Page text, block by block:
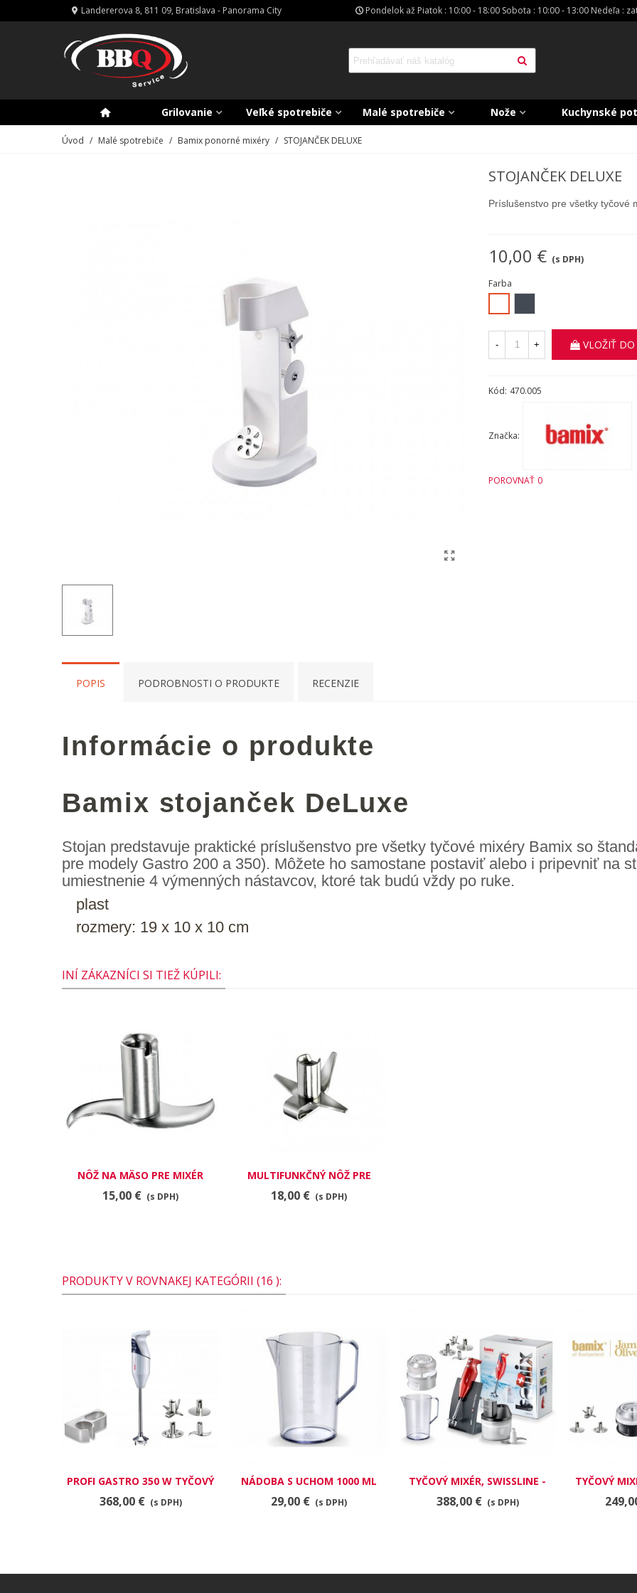
Landererova 8, 811 09, Bratislava - Panorama City Pondelok až Piatok : 10:00 - 18:00 Sobota : 10:00 - 13:00 Nedeľa :
Grilovanie Veľké spotrebiče Malé spotrebiče Nože Kuchynské
Úvod / Malé spotrebiče / Bamix ponorné mixéry / STOJANČEK DELUXE
STOJANČEK DELUXE
Príslušenstvo pre všetky tyčové
10,00 € (s DPH)
Farba
- + VLOŽIŤ
Kód: 470.005
Značka:
POROVNAŤ 0
POPIS PODROBNOSTI O PRODUKTE RECENZIE
Informácie o produkte
Bamix stojanček DeLuxe
Stojan predstavuje praktické príslušenstvo pre všetky tyčové mixéry Bamix so
pre modely Gastro 200 a 350). Môžete ho samostane postaviť alebo i pripevniť na
umiestnenie 4 výmenných nástavcov, ktoré tak budú vždy po ruke.
plast
rozmery: 19 x 10 x 10 cm
INÍ ZÁKAZNÍCI SI TIEŽ KÚPILI:
NÔŽ NA MÄSO PRE MIXÉR
BAMIX
15,00 € (s DPH)
MULTIFUNKČNÝ NÔŽ PRE
MIXÉR BAMIX
18,00 € (s DPH)
PRODUKTY V ROVNAKEJ KATEGÓRII (16 ):
PROFI GASTRO 350 W TYČOVÝ
MIXÉR, BIELOŠEDÝ
368,00 € (s DPH)
NÁDOBA S UCHOM 1000 ML
29,00 € (s DPH)
TYČOVÝ MIXÉR, SWISSLINE -
SUPERBOX, ČERVENÁ
METALÍZA, 200 W
388,00 € (s DPH)
TYČOVÝ
M200,